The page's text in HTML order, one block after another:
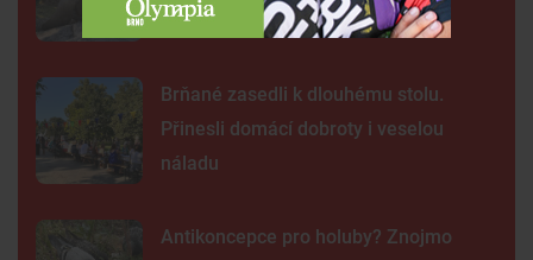
Brňané zasedli k dlouhému stolu.
Přinesli domácí dobroty i veselou
náladu
Antikoncepce pro holuby? Znojmo